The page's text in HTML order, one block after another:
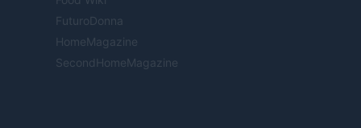
FuturoDonna
HomeMagazine
SecondHomeMagazine